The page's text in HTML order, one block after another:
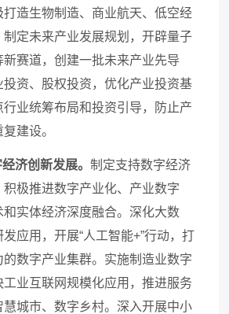
造生物制造、商业航天、低空经
制定未来产业发展规划，开辟量子
赛道，创建一批未来产业先导
投资、股权投资，优化产业投资基
业统筹布局和投资引导，防止产
建设。
济创新发展。制定支持数字经济
极推进数字产业化、产业数字
和实体经济深度融合。深化大数
发应用，开展“人工智能+”行动，打
数字产业集群。实施制造业数字
业互联网规模化应用，推进服务
慧城市、数字乡村。深入开展中小